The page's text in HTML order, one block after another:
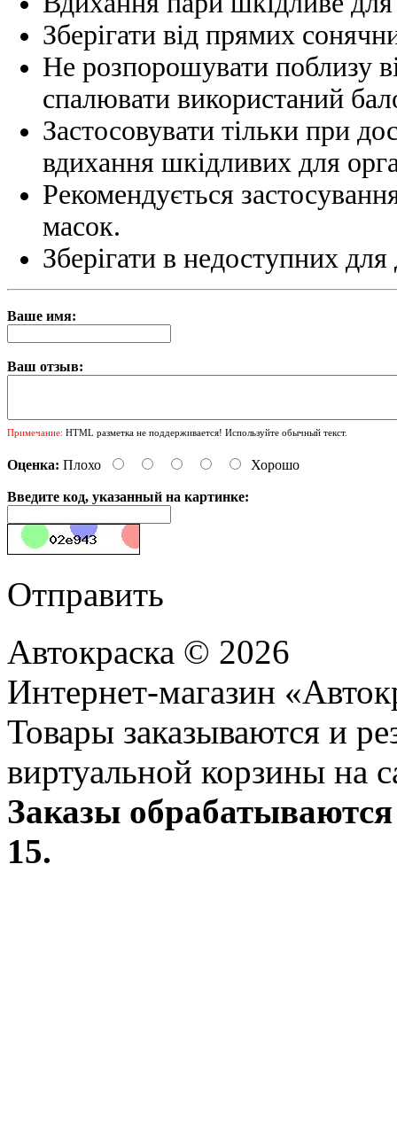
Зберігати від прямих
Не розпорошувати поблизу
спалювати використаний
Застосовувати тільки при
вдихання шкідливих для
Рекомендується
масок.
Зберігати в недоступних для
Ваше имя:
Ваш отзыв:
Примечание: HTML разметка не поддерживается! Используйте обычный текст.
Оценка: Плохо Хорошо
Введите код, указанный на картинке:
Отправить
Автокраска © 2026
Интернет-магазин
Товары заказываются и
виртуальной корзины на
Заказы
15.